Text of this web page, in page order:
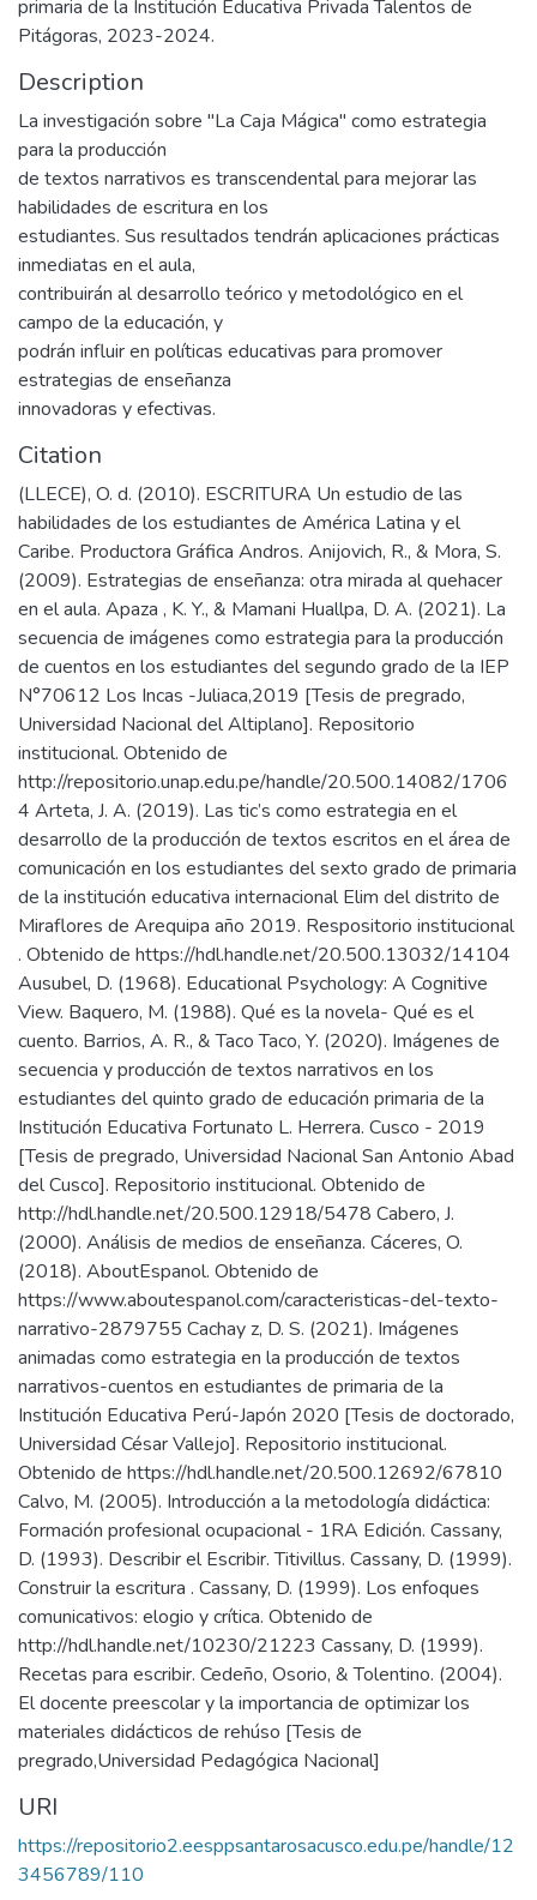
primaria de la Institución Educativa Privada Talentos de
Pitágoras, 2023-2024.
Description
La investigación sobre "La Caja Mágica" como estrategia
para la producción
de textos narrativos es transcendental para mejorar las
habilidades de escritura en los
estudiantes. Sus resultados tendrán aplicaciones prácticas
inmediatas en el aula,
contribuirán al desarrollo teórico y metodológico en el
campo de la educación, y
podrán influir en políticas educativas para promover
estrategias de enseñanza
innovadoras y efectivas.
Citation
(LLECE), O. d. (2010). ESCRITURA Un estudio de las
habilidades de los estudiantes de América Latina y el
Caribe. Productora Gráfica Andros. Anijovich, R., & Mora, S.
(2009). Estrategias de enseñanza: otra mirada al quehacer
en el aula. Apaza , K. Y., & Mamani Huallpa, D. A. (2021). La
secuencia de imágenes como estrategia para la producción
de cuentos en los estudiantes del segundo grado de la IEP
N°70612 Los Incas -Juliaca,2019 [Tesis de pregrado,
Universidad Nacional del Altiplano]. Repositorio
institucional. Obtenido de
http://repositorio.unap.edu.pe/handle/20.500.14082/1706
4 Arteta, J. A. (2019). Las tic’s como estrategia en el
desarrollo de la producción de textos escritos en el área de
comunicación en los estudiantes del sexto grado de primaria
de la institución educativa internacional Elim del distrito de
Miraflores de Arequipa año 2019. Respositorio institucional
. Obtenido de https://hdl.handle.net/20.500.13032/14104
Ausubel, D. (1968). Educational Psychology: A Cognitive
View. Baquero, M. (1988). Qué es la novela- Qué es el
cuento. Barrios, A. R., & Taco Taco, Y. (2020). Imágenes de
secuencia y producción de textos narrativos en los
estudiantes del quinto grado de educación primaria de la
Institución Educativa Fortunato L. Herrera. Cusco - 2019
[Tesis de pregrado, Universidad Nacional San Antonio Abad
del Cusco]. Repositorio institucional. Obtenido de
http://hdl.handle.net/20.500.12918/5478 Cabero, J.
(2000). Análisis de medios de enseñanza. Cáceres, O.
(2018). AboutEspanol. Obtenido de
https://www.aboutespanol.com/caracteristicas-del-texto-
narrativo-2879755 Cachay z, D. S. (2021). Imágenes
animadas como estrategia en la producción de textos
narrativos-cuentos en estudiantes de primaria de la
Institución Educativa Perú-Japón 2020 [Tesis de doctorado,
Universidad César Vallejo]. Repositorio institucional.
Obtenido de https://hdl.handle.net/20.500.12692/67810
Calvo, M. (2005). Introducción a la metodología didáctica:
Formación profesional ocupacional - 1RA Edición. Cassany,
D. (1993). Describir el Escribir. Titivillus. Cassany, D. (1999).
Construir la escritura . Cassany, D. (1999). Los enfoques
comunicativos: elogio y crítica. Obtenido de
http://hdl.handle.net/10230/21223 Cassany, D. (1999).
Recetas para escribir. Cedeño, Osorio, & Tolentino. (2004).
El docente preescolar y la importancia de optimizar los
materiales didácticos de rehúso [Tesis de
pregrado,Universidad Pedagógica Nacional]
URI
https://repositorio2.eesppsantarosacusco.edu.pe/handle/12
3456789/110